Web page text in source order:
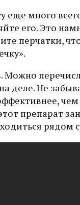
много
его. Это
перчатки,
Можно
деле. Не
препарат
рядом